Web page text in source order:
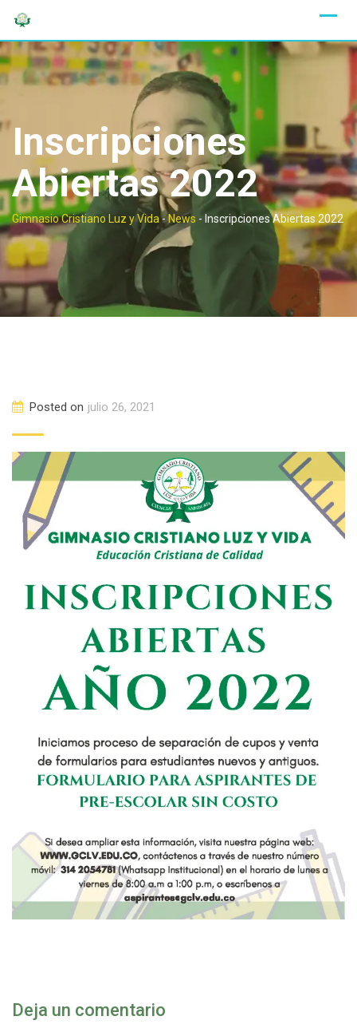
Skip
content
Inscripciones
Abiertas 2022
Gimnasio Cristiano Luz y Vida-News - Inscripciones Abiertas 2022
Posted on julio 26, 2021
Deja un comentario